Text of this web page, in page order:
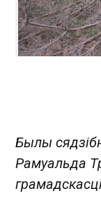
Былы
Рамуальда